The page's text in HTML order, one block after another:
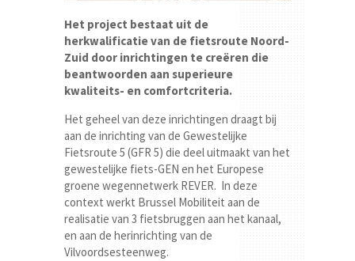
Het project bestaat uit de
herkwalificatie van de fietsroute Noord-
Zuid door inrichtingen te creëren die
beantwoorden aan superieure
kwaliteits- en comfortcriteria.
Het geheel van deze inrichtingen draagt bij
aan de inrichting van de Gewestelijke
Fietsroute 5 (GFR 5) die deel uitmaakt van het
gewestelijke fiets-GEN en het Europese
groene wegennetwerk REVER. In deze
context werkt Brussel Mobiliteit aan de
realisatie van 3 fietsbruggen aan het kanaal,
en aan de herinrichting van de
Vilvoordsesteenweg.